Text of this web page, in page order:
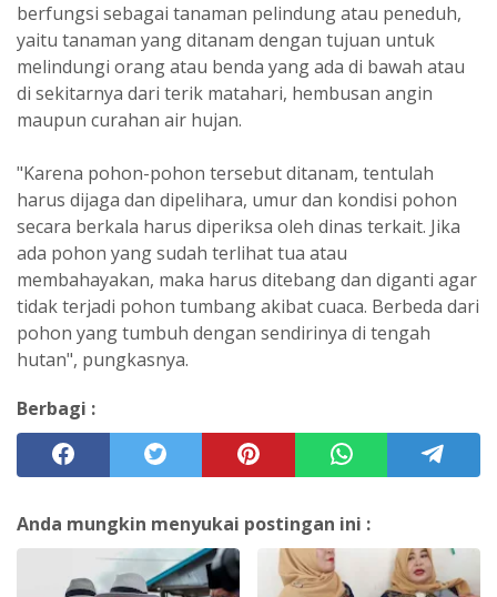
berfungsi sebagai tanaman pelindung atau peneduh,
yaitu tanaman yang ditanam dengan tujuan untuk
melindungi orang atau benda yang ada di bawah atau
di sekitarnya dari terik matahari, hembusan angin
maupun curahan air hujan.
"Karena pohon-pohon tersebut ditanam, tentulah
harus dijaga dan dipelihara, umur dan kondisi pohon
secara berkala harus diperiksa oleh dinas terkait. Jika
ada pohon yang sudah terlihat tua atau
membahayakan, maka harus ditebang dan diganti agar
tidak terjadi pohon tumbang akibat cuaca. Berbeda dari
pohon yang tumbuh dengan sendirinya di tengah
hutan", pungkasnya.
Berbagi :
Anda mungkin menyukai postingan ini :